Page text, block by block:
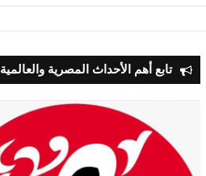
تابع أهم الأحداث المصرية والعالمية